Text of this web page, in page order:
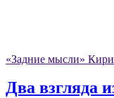
«Задние мысли»
Два взгляда